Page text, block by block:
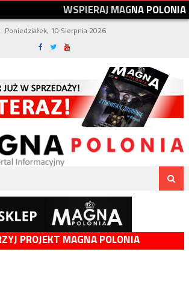
WSPIERAJMAGNAPOLONIA
Poniedziałek, 10 Sierpnia 2026
PROJEKT MAGNA POLONIA